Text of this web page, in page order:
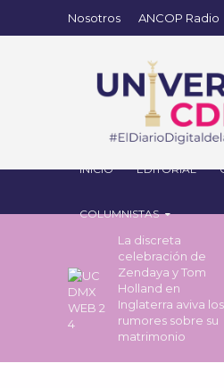
Nosotros ANCOP Radio
INICIO EDITORIAL
COLUMNISTAS
La discreta
celebración de
Zendaya y Tom
Holland en
Inglaterra aviva los
rumores sobre su
matrimonio